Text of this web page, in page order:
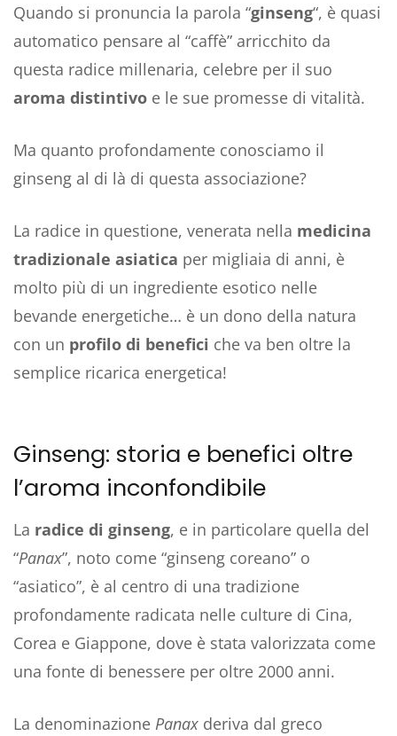
Quando si pronuncia la parola “ginseng“, è quasi
automatico pensare al “caffè” arricchito da
questa radice millenaria, celebre per il suo
aroma distintivo e le sue promesse di vitalità.
Ma quanto profondamente conosciamo il
ginseng al di là di questa associazione?
La radice in questione, venerata nella medicina
tradizionale asiatica per migliaia di anni, è
molto più di un ingrediente esotico nelle
bevande energetiche… è un dono della natura
con un profilo di benefici che va ben oltre la
semplice ricarica energetica!
Ginseng: storia e benefici oltre
l’aroma inconfondibile
La radice di ginseng, e in particolare quella del
“Panax”, noto come “ginseng coreano” o
“asiatico”, è al centro di una tradizione
profondamente radicata nelle culture di Cina,
Corea e Giappone, dove è stata valorizzata come
una fonte di benessere per oltre 2000 anni.
La denominazione Panax deriva dal greco